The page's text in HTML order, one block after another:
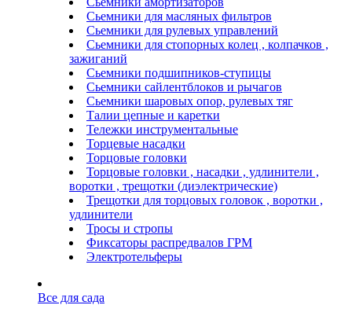
Сьемники для масляных фильтров
Сьемники для рулевых управлений
Сьемники для стопорных колец , колпачков ,
зажиганий
Сьемники подшипников-ступицы
Сьемники сайлентблоков и рычагов
Сьемники шаровых опор, рулевых тяг
Талии цепные и каретки
Тележки инструментальные
Торцевые насадки
Торцовые головки
Торцовые головки , насадки , удлинители ,
воротки , трещотки (диэлектрические)
Трещотки для торцовых головок , воротки ,
удлинители
Тросы и стропы
Фиксаторы распредвалов ГРМ
Электротельферы
Все для сада